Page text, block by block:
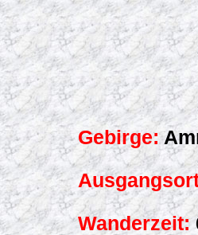
Gebirge:
Wanderzeit: